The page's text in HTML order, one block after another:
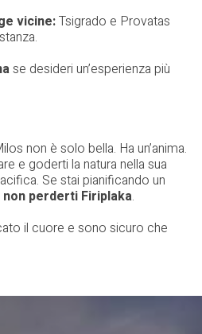
vicine:Tsigrado e Provatas
se desideri un’esperienza più
non è solo bella. Ha un’anima.
e goderti la natura nella sua
Se stai pianificando un
non perderti Firiplaka.
il cuore e sono sicuro che